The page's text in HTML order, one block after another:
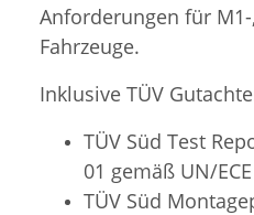
Anforderungen für
Fahrzeuge.
Inklusive TÜV
TÜV Süd Test
01 gemäß UN/
TÜV Süd